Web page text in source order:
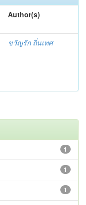
Author(s)
ขวัญรัก ถิ่นเทศ
1
1
1